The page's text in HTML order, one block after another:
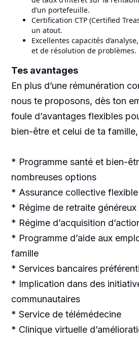
d’un portefeuille.
Certification CTP (Certified
un atout.
Excellentes capacités
et de résolution de problèmes.
Tes avantages
En plus d’une rémunération
nous te proposons, dès ton
foule d’avantages flexibles
bien-être et celui de ta
* Programme santé et bien-
nombreuses options
* Assurance collective flexible
* Régime de retraite généreux
* Régime d’acquisition
* Programme d’aide aux
famille
* Services bancaires
* Implication dans des
communautaires
* Service de télémédecine
* Clinique virtuelle